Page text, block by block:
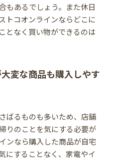
もあるでしょう。また休日
トコオンラインならどこに
となく買い物ができるのは
変な商品も購入しやす
ばるものも多いため、店舗
りのことを気にする必要が
ンなら購入した商品が自宅
にすることなく、家電やイ